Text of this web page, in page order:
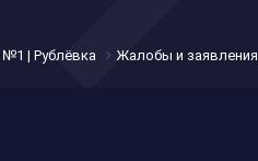
| Рублёвка Жалобы и заявления